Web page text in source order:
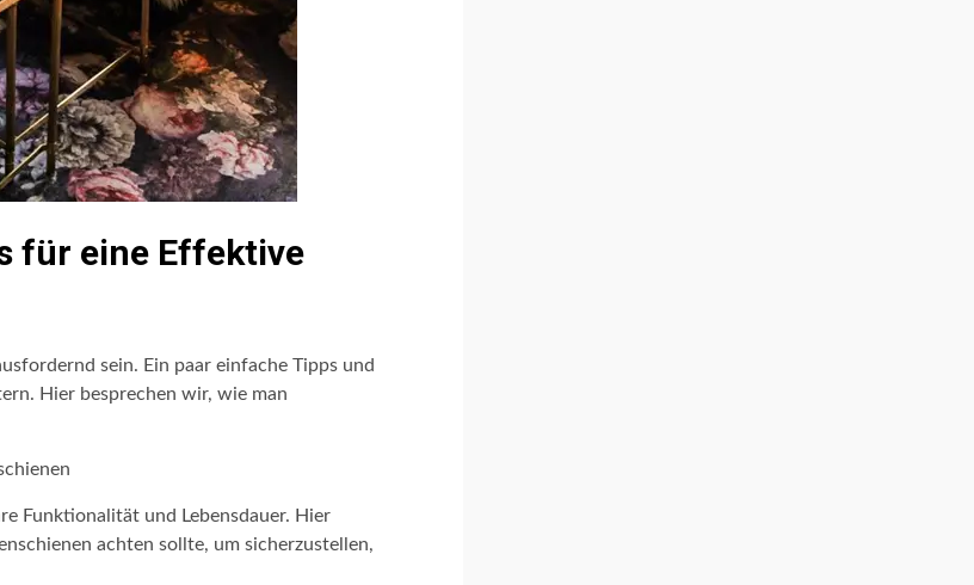
für eine Effektive
sein. Ein paar einfache Tipps und
Hier besprechen wir, wie man
Funktionalität und Lebensdauer. Hier
achten sollte, um sicherzustellen,